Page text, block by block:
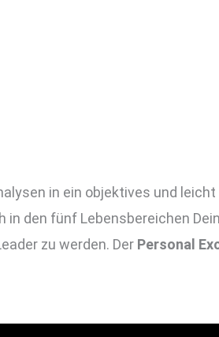
in ein objektives und
in den fünf Lebensbereichen
zu werden. Der Personal